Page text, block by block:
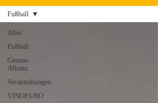
Alles
Fußball
Genuss-
Allianz
Veranstaltungen
VINOEURO
Fußball